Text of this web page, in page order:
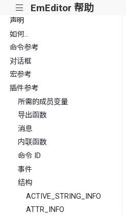
||| EmEditor 帮助
声明
如何...
命令参考
对话框
宏参考
插件参考
所需的成员变量
导出函数
消息
内联函数
命令 ID
事件
结构
ACTIVE_STRING_INFO
ATTR_INFO